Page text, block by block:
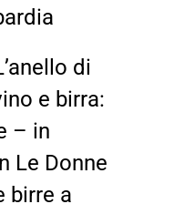
di
e birra:
– in
Le Donne
birre a